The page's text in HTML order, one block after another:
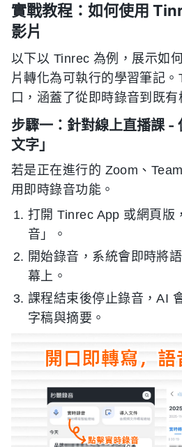
實戰教程：如何使用
影片
以下以 Tinrec 為例，展示如
片轉化為可執行的學習筆記
口，涵蓋了從即時錄音到既有
步驟一：針對線上直播課 -
文字」
若是正在進行的 Zoom、
用即時錄音功能。
打開 Tinrec App 或網頁版
音」。
開始錄音，系統會即時將
幕上。
課程結束後停止錄音，AI
字稿與摘要。